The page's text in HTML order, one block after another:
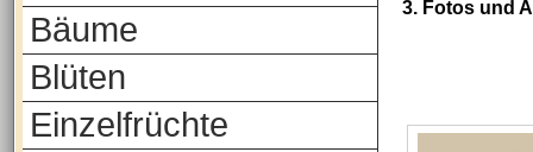
Bäume
Blüten
Einzelfrüchte
3. Fotos und